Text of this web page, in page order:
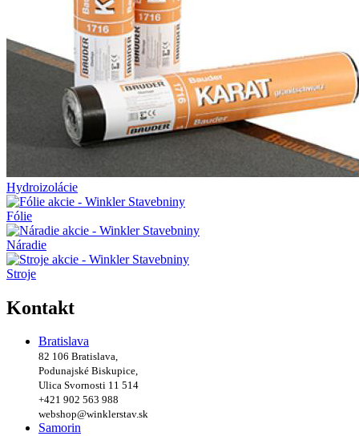
Hydroizolácie
Fólie
Náradie
Stroje
Kontakt
Bratislava
82 106 Bratislava,
Podunajské Biskupice,
Ulica Svornosti 11 514
+421 902 563 988
webshop@winklerstav.sk
Samorin